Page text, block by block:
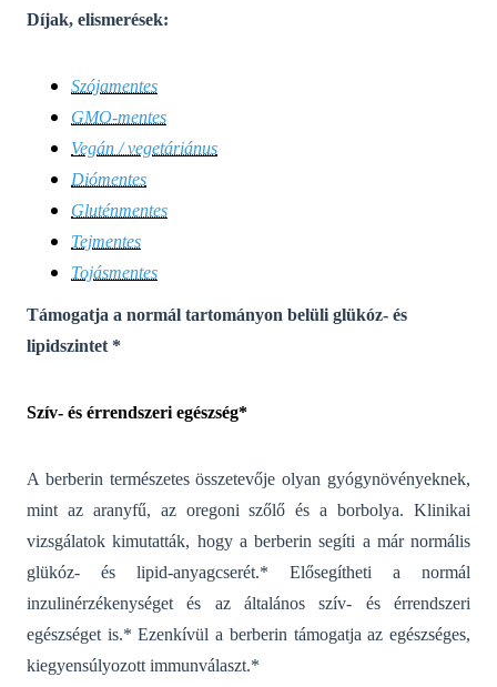
Díjak, elismerések:
Szójamentes
GMO-mentes
Vegán / vegetáriánus
Diómentes
Gluténmentes
Tejmentes
Tojásmentes
Támogatja a normál tartományon belüli glükóz- és
lipidszintet *
Szív- és érrendszeri egészség*
A berberin természetes összetevője olyan gyógynövényeknek,
mint az aranyfű, az oregoni szőlő és a borbolya. Klinikai
vizsgálatok kimutatták, hogy a berberin segíti a már normális
glükóz- és lipid-anyagcserét.* Elősegítheti a normál
inzulinérzékenységet és az általános szív- és érrendszeri
egészséget is.* Ezenkívül a berberin támogatja az egészséges,
kiegyensúlyozott immunválaszt.*